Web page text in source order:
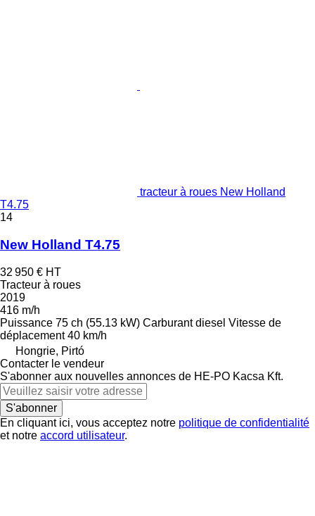
tracteur à roues New Holland
T4.75
14
New Holland T4.75
32 950 € HT
Tracteur à roues
2019
416 m/h
Puissance 75 ch (55.13 kW) Carburant diesel Vitesse de
déplacement 40 km/h
Hongrie, Pirtó
Contacter le vendeur
S'abonner aux nouvelles annonces de HE-PO Kacsa Kft.
S'abonner
En cliquant ici, vous acceptez notre politique de confidentialité
et notre accord utilisateur.